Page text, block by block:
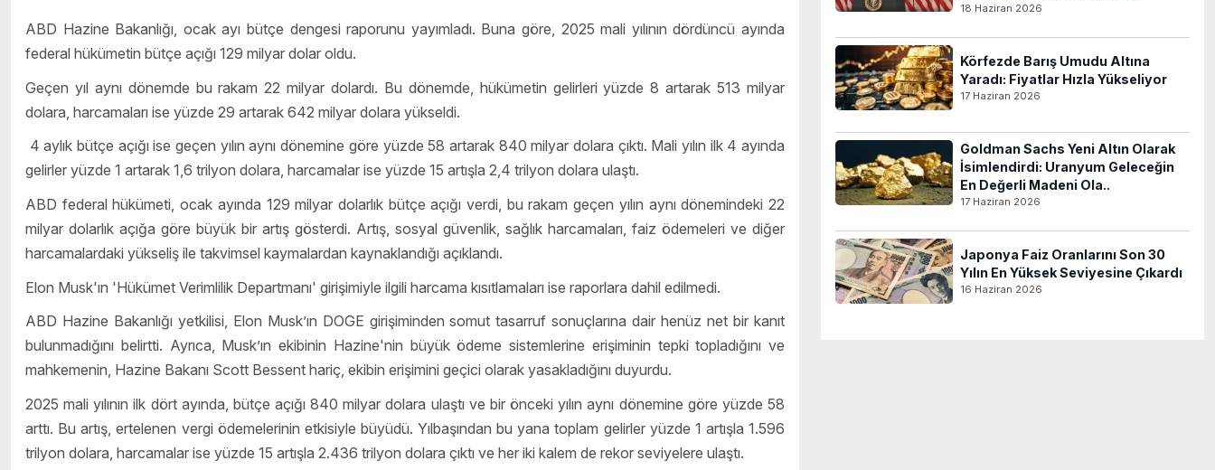
ABD Hazine Bakanlığı, ocak ayı bütçe dengesi raporunu yayımladı. Buna göre, 2025 mali yılının dördüncü ayında
federal hükümetin bütçe açığı 129 milyar dolar oldu.
Geçen yıl aynı dönemde bu rakam 22 milyar dolardı. Bu dönemde, hükümetin gelirleri yüzde 8 artarak 513 milyar
dolara, harcamaları ise yüzde 29 artarak 642 milyar dolara yükseldi.
4 aylık bütçe açığı ise geçen yılın aynı dönemine göre yüzde 58 artarak 840 milyar dolara çıktı. Mali yılın ilk 4 ayında
gelirler yüzde 1 artarak 1,6 trilyon dolara, harcamalar ise yüzde 15 artışla 2,4 trilyon dolara ulaştı.
ABD federal hükümeti, ocak ayında 129 milyar dolarlık bütçe açığı verdi, bu rakam geçen yılın aynı dönemindeki 22
milyar dolarlık açığa göre büyük bir artış gösterdi. Artış, sosyal güvenlik, sağlık harcamaları, faiz ödemeleri ve diğer
harcamalardaki yükseliş ile takvimsel kaymalardan kaynaklandığı açıklandı.
Elon Musk'ın 'Hükümet Verimlilik Departmanı' girişimiyle ilgili harcama kısıtlamaları ise raporlara dahil edilmedi.
ABD Hazine Bakanlığı yetkilisi, Elon Musk’ın DOGE girişiminden somut tasarruf sonuçlarına dair henüz net bir kanıt
bulunmadığını belirtti. Ayrıca, Musk’ın ekibinin Hazine'nin büyük ödeme sistemlerine erişiminin tepki topladığını ve
mahkemenin, Hazine Bakanı Scott Bessent hariç, ekibin erişimini geçici olarak yasakladığını duyurdu.
2025 mali yılının ilk dört ayında, bütçe açığı 840 milyar dolara ulaştı ve bir önceki yılın aynı dönemine göre yüzde 58
arttı. Bu artış, ertelenen vergi ödemelerinin etkisiyle büyüdü. Yılbaşından bu yana toplam gelirler yüzde 1 artışla 1.596
trilyon dolara, harcamalar ise yüzde 15 artışla 2.436 trilyon dolara çıktı ve her iki kalem de rekor seviyelere ulaştı.
18 Haziran 2026
Körfezde Barış Umudu Altına
Yaradı: Fiyatlar Hızla Yükseliyor
17 Haziran 2026
Goldman Sachs Yeni Altın Olarak
İsimlendirdi: Uranyum Geleceğin
En Değerli Madeni Ola..
17 Haziran 2026
Japonya Faiz Oranlarını Son 30
Yılın En Yüksek Seviyesine Çıkardı
16 Haziran 2026